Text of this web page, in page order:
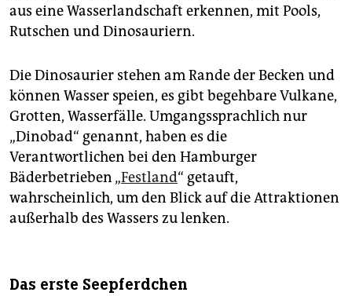
epaper login
aus eine Wasserlandschaft erkennen, mit Pools,
Rutschen und Dinosauriern.
Die Dinosaurier stehen am Rande der Becken und
können Wasser speien, es gibt begehbare Vulkane,
Grotten, Wasserfälle. Umgangssprachlich nur
„Dinobad“ genannt, haben es die
Verantwortlichen bei den Hamburger
Bäderbetrieben „Festland“ getauft,
wahrscheinlich, um den Blick auf die Attraktionen
außerhalb des Wassers zu lenken.
Das erste Seepferdchen